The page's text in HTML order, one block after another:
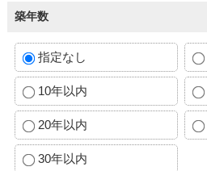
築年数
指定なし
10年以内
20年以内
30年以内